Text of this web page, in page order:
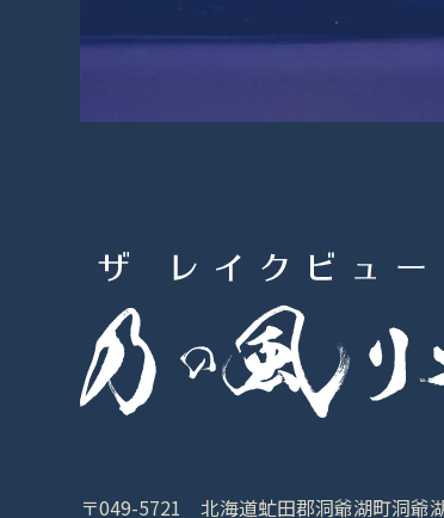
〒049-5721 北海道虻田郡洞爺湖町洞爺